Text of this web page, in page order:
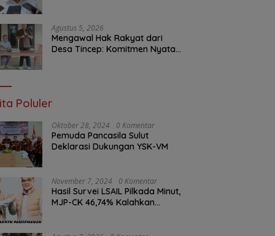
Malam Ini
Agustus 5, 2026
Mengawal Hak Rakyat dari
Desa Tincep: Komitmen Nyata
Poluler
Oktober 28, 2024 0 Komentar
Pemuda Pancasila Sulut
Deklarasi Dukungan YSK-VM
November 7, 2024 0 Komentar
Hasil Survei LSAIL Pilkada Minut,
MJP-CK 46,74% Kalahkan